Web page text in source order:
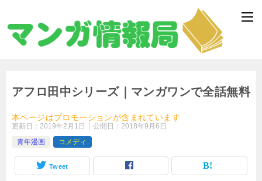
アフロ田中シリーズ｜マンガワンで全話無料
本ページはプロモーションが含まれています
更新日： 2019年2月1日 公開日： 2018年9月6日
青年漫画
コメディ
Tweet